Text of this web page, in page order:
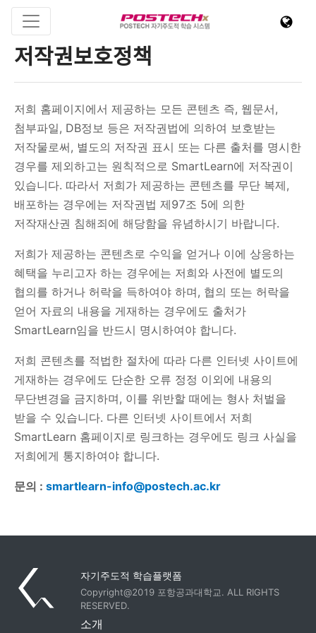
저작권보호정책
저희 홈페이지에서 제공하는 모든 콘텐츠 즉, 웹문서,
첨부파일, DB정보 등은 저작권법에 의하여 보호받는
저작물로써, 별도의 저작권 표시 또는 다른 출처를 명시한
경우를 제외하고는 원칙적으로 SmartLearn에 저작권이
있습니다. 따라서 저희가 제공하는 콘텐츠를 무단 복제,
배포하는 경우에는 저작권법 제97조 5에 의한
저작재산권 침해죄에 해당함을 유념하시기 바랍니다.
저희가 제공하는 콘텐츠로 수익을 얻거나 이에 상응하는
혜택을 누리고자 하는 경우에는 저희와 사전에 별도의
협의를 하거나 허락을 득하여야 하며, 협의 또는 허락을
얻어 자료의 내용을 게재하는 경우에도 출처가
SmartLearn임을 반드시 명시하여야 합니다.
저희 콘텐츠를 적법한 절차에 따라 다른 인터넷 사이트에
게재하는 경우에도 단순한 오류 정정 이외에 내용의
무단변경을 금지하며, 이를 위반할 때에는 형사 처벌을
받을 수 있습니다. 다른 인터넷 사이트에서 저희
SmartLearn 홈페이지로 링크하는 경우에도 링크 사실을
저희에게 통지하여야 합니다.
문의 : smartlearn-info@postech.ac.kr
자기주도적 학습플랫폼
Copyright@2019 포항공과대학교. ALL RIGHTS
RESERVED.
소개